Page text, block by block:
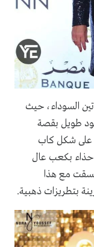
السوداء، حيث
طويل بقصة
على شكل كاب
حذاء بكعب عال
مع هذا
بتطريزات ذهبية.